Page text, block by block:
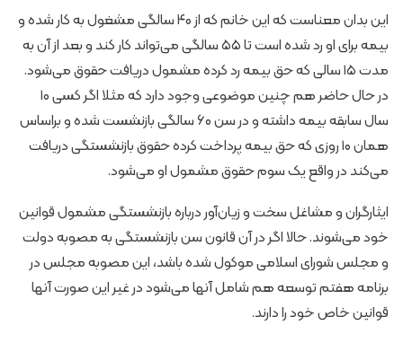
این بدان معناست که این خانم که از ۴۰ سالگی مشغول به کار شده و
بیمه برای او رد شده است تا ۵۵ سالگی می‌تواند کار کند و بعد از آن به
مدت ۱۵ سالی که حق بیمه رد کرده مشمول دریافت حقوق می‌شود.
در حال حاضر هم چنین موضوعی وجود دارد که مثلا اگر کسی ۱۰
سال سابقه بیمه داشته و در سن ۶۰ سالگی بازنشست شده و براساس
همان ۱۰ روزی که حق بیمه پرداخت کرده حقوق بازنشستگی دریافت
می‌کند در واقع یک سوم حقوق مشمول او می‌شود.
ایثارگران و مشاغل سخت و زیان‌آور درباره بازنشستگی مشمول قوانین
خود می‌شوند. حالا اگر در آن قانون سن بازنشستگی به مصوبه دولت
و مجلس شورای اسلامی موکول شده باشد، این مصوبه مجلس در
برنامه هفتم توسعه هم شامل آنها می‌شود در غیر این صورت آنها
قوانین خاص خود را دارند.